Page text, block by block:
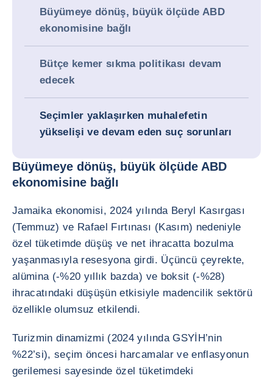
Büyümeye dönüş, büyük ölçüde ABD
ekonomisine bağlı
Bütçe kemer sıkma politikası devam
edecek
Seçimler yaklaşırken muhalefetin
yükselişi ve devam eden suç sorunları
Büyümeye dönüş, büyük ölçüde ABD
ekonomisine bağlı
Jamaika ekonomisi, 2024 yılında Beryl Kasırgası
(Temmuz) ve Rafael Fırtınası (Kasım) nedeniyle
özel tüketimde düşüş ve net ihracatta bozulma
yaşanmasıyla resesyona girdi. Üçüncü çeyrekte,
alümina (-%20 yıllık bazda) ve boksit (-%28)
ihracatındaki düşüşün etkisiyle madencilik sektörü
özellikle olumsuz etkilendi.
Turizmin dinamizmi (2024 yılında GSYİH’nin
%22’si), seçim öncesi harcamalar ve enflasyonun
gerilemesi sayesinde özel tüketimdeki